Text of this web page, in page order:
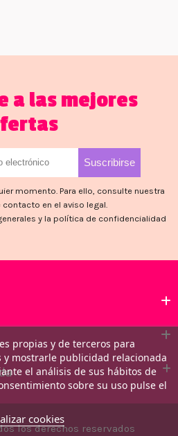
a las mejores
momento. Para ello, consulte nuestra
en el aviso legal.
y la política de confidencialidad
propias y de terceros para
y mostrarle publicidad relacionada
el análisis de sus hábitos de
sobre su uso pulse el
cookies
los derechos reservados